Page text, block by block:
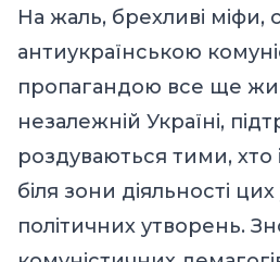
На жаль, брехливі міфи,
антиукраїнською
пропагандою все ще
незалежній Україні,
роздуваються тими, хто
біля зони діяльності
політичних утворень.